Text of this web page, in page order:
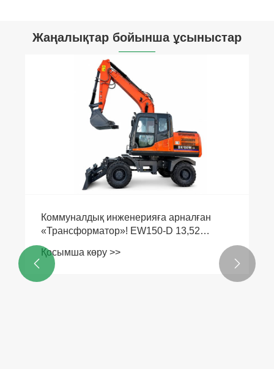
Жаңалықтар бойынша ұсыныстар
Коммуналдық инженерияға арналған
«Трансформатор»! EW150-D 13,52
тонналық доңғалақты экскаватор: жолға
дайын және жұмысқа дайын —
алаңдарды жылжытқанда кідіріссіз
Қосымша көру >>
 